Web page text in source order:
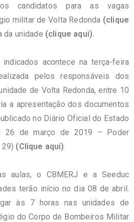
os candidatos para as vagas
militar de Volta Redonda (clique
da unidade (clique aqui).
acontece na terça-feira
pelos responsáveis dos
de Volta Redonda, entre 10
a apresentação dos documentos
no Diário Oficial do Estado
26 de março de 2019 – Poder
(Clique aqui)
aulas, o CBMERJ e a Seeduc
terão início no dia 08 de abril.
às 7 horas nas unidades de
do Corpo de Bombeiros Militar